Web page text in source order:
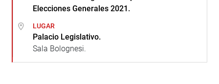
Elecciones Generales 2021.
LUGAR
Palacio Legislativo.
Sala Bolognesi.